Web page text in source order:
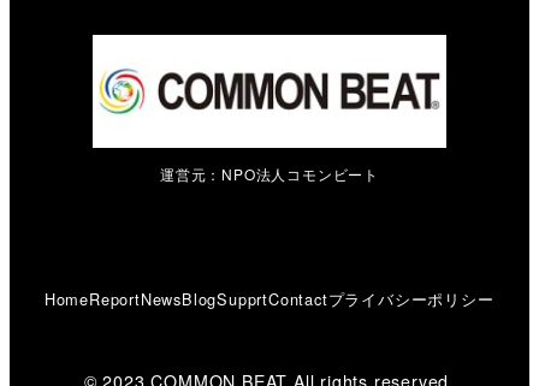
運営元：NPO法人コモンビート
HomeReportNewsBlogSupprtContactプライバシーポリシー
© 2023 COMMON BEAT All rights reserved.